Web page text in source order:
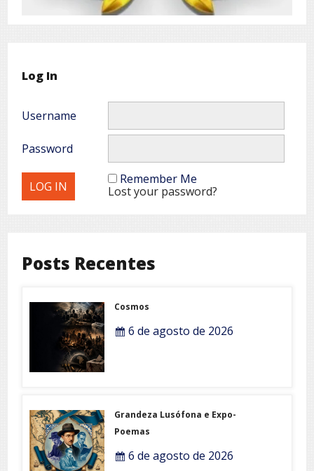
Log In
Username
Password
Remember Me
Lost your password?
Posts Recentes
Cosmos
6 de agosto de 2026
Grandeza Lusófona e Expo-
Poemas
6 de agosto de 2026